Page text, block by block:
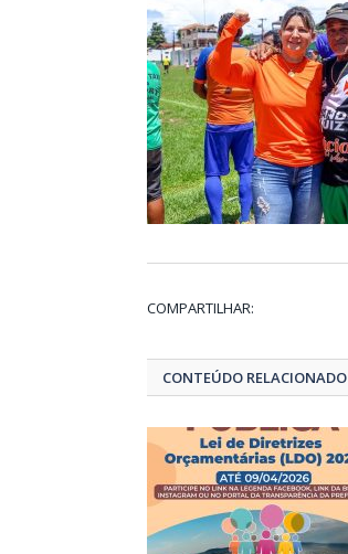
COMPARTILHAR:
CONTEÚDO RELACIONADO